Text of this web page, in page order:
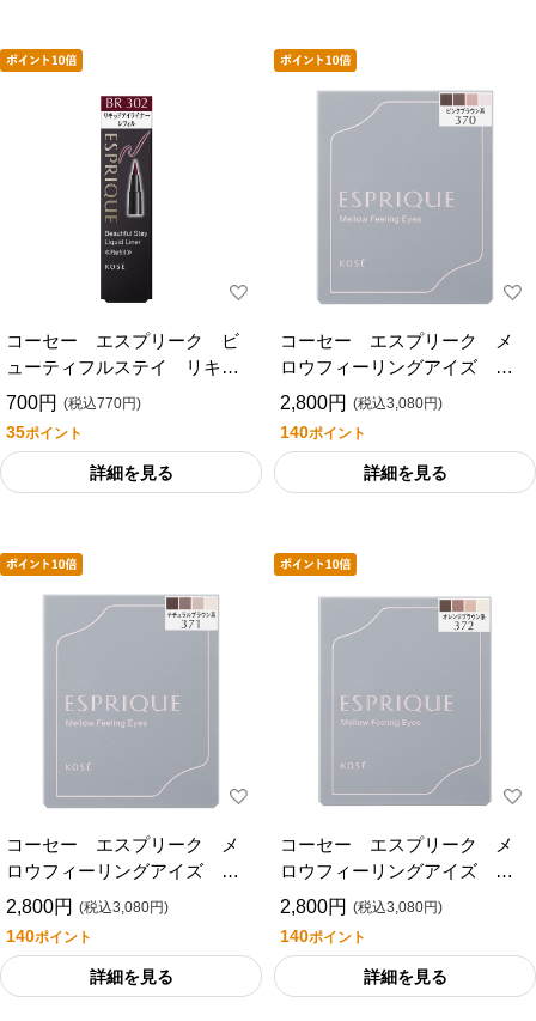
コーセー エスプリーク ビ
ューティフルステイ リキッ
ドライナーレフィル ３０
700円 (税込770円)
35ポイント
詳細を見る
コーセー エスプリーク メ
ロウフィーリングアイズ
３７０
2,800円 (税込3,080円)
140ポイント
詳細を見る
コーセー エスプリーク メ
ロウフィーリングアイズ
３７１
2,800円 (税込3,080円)
140ポイント
詳細を見る
コーセー エスプリーク メ
ロウフィーリングアイズ
３７２
2,800円 (税込3,080円)
140ポイント
詳細を見る